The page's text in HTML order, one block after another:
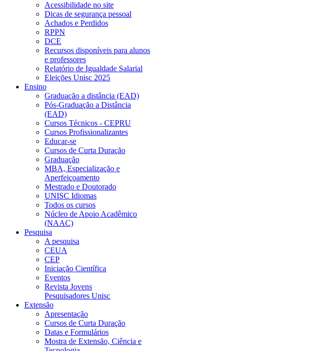
Acessibilidade no site
Dicas de segurança pessoal
Achados e Perdidos
RPPN
DCE
Recursos disponíveis para alunos
e professores
Relatório de Igualdade Salarial
Eleições Unisc 2025
Ensino
Graduação a distância (EAD)
Pós-Graduação a Distância
(EAD)
Cursos Técnicos - CEPRU
Cursos Profissionalizantes
Educar-se
Cursos de Curta Duração
Graduação
MBA, Especialização e
Aperfeiçoamento
Mestrado e Doutorado
UNISC Idiomas
Todos os cursos
Núcleo de Apoio Acadêmico
(NAAC)
Pesquisa
A pesquisa
CEUA
CEP
Iniciação Científica
Eventos
Revista Jovens
Pesquisadores Unisc
Extensão
Apresentação
Cursos de Curta Duração
Datas e Formulários
Mostra de Extensão, Ciência e